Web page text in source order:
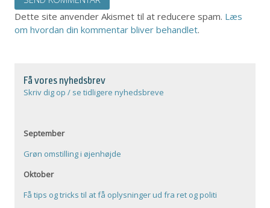
Dette site anvender Akismet til at reducere spam. Læs
om hvordan din kommentar bliver behandlet.
Få vores nyhedsbrev
Skriv dig op / se tidligere nyhedsbreve
September
Grøn omstilling i øjenhøjde
Oktober
Få tips og tricks til at få oplysninger ud fra ret og politi